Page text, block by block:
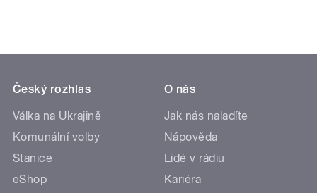
Český rozhlas
Válka na Ukrajině
Komunální volby
Stanice
eShop
O nás
Jak nás naladíte
Nápověda
Lidé v rádiu
Kariéra